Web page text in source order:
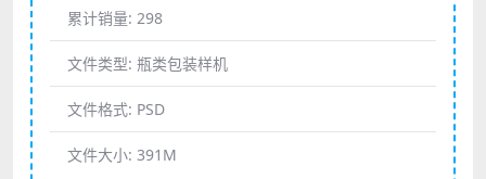
累计销量: 298
文件类型: 瓶类包装样机
文件格式: PSD
文件大小: 391M